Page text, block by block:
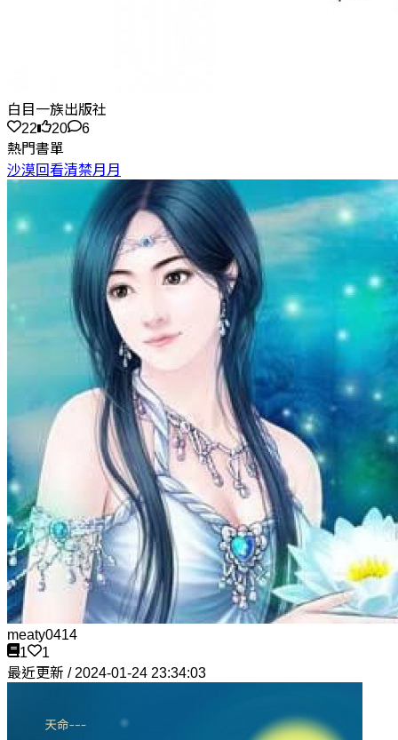
白目一族出版社
22
20
6
熱門書單
沙漠回看清禁月月
meaty0414
1
1
最近更新 / 2024-01-24 23:34:03